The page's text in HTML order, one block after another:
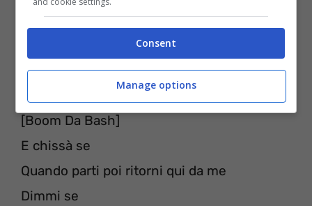
[Boom Da Bash]
E chissà se
Quando parti poi ritorni qui da me
Dimmi se
Consent
Manage options